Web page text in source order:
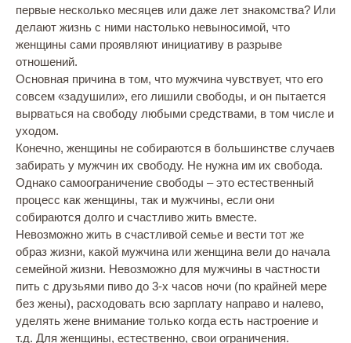
первые несколько месяцев или даже лет знакомства? Или
делают жизнь с ними настолько невыносимой, что
женщины сами проявляют инициативу в разрыве
отношений.
Основная причина в том, что мужчина чувствует, что его
совсем «задушили», его лишили свободы, и он пытается
вырваться на свободу любыми средствами, в том числе и
уходом.
Конечно, женщины не собираются в большинстве случаев
забирать у мужчин их свободу. Не нужна им их свобода.
Однако самоограничение свободы – это естественный
процесс как женщины, так и мужчины, если они
собираются долго и счастливо жить вместе.
Невозможно жить в счастливой семье и вести тот же
образ жизни, какой мужчина или женщина вели до начала
семейной жизни. Невозможно для мужчины в частности
пить с друзьями пиво до 3-х часов ночи (по крайней мере
без жены), расходовать всю зарплату направо и налево,
уделять жене внимание только когда есть настроение и
т.д. Для женщины, естественно, свои ограничения.